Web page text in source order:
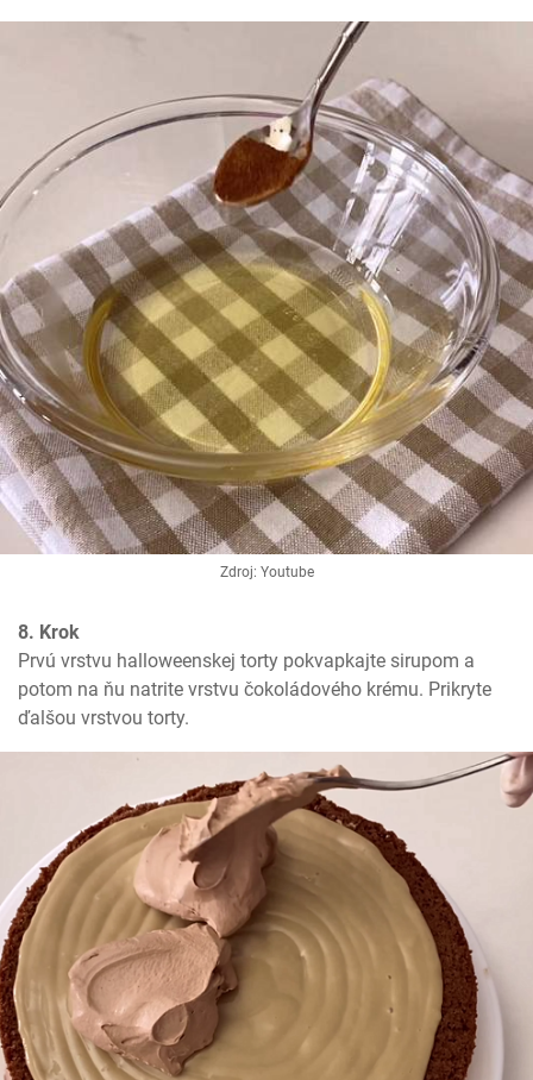
Zdroj: Youtube
8. Krok
Prvú vrstvu halloweenskej torty pokvapkajte sirupom a
potom na ňu natrite vrstvu čokoládového krému. Prikryte
ďalšou vrstvou torty.